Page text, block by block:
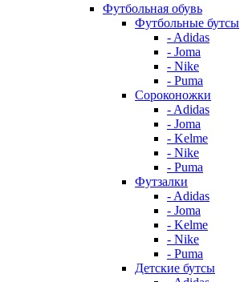
Футбольная обувь
Футбольные бутсы
- Adidas
- Joma
- Nike
- Puma
Сороконожки
- Adidas
- Joma
- Kelme
- Nike
- Puma
Футзалки
- Adidas
- Joma
- Kelme
- Nike
- Puma
Детские бутсы